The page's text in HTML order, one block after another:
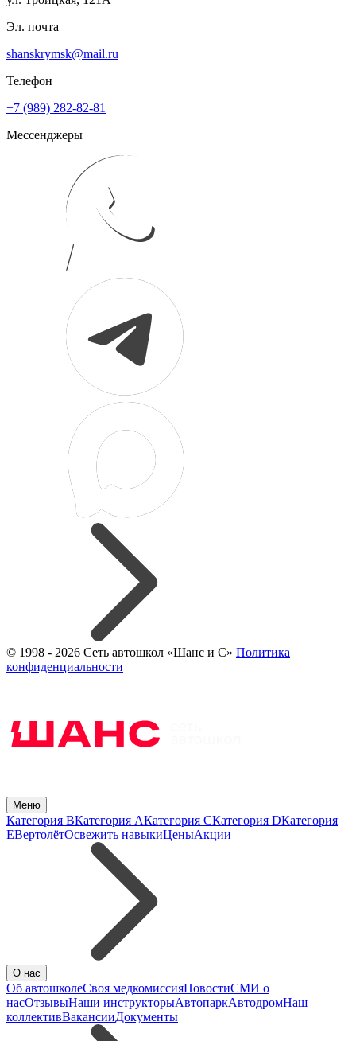
Эл. почта
shanskrymsk@mail.ru
Телефон
+7 (989) 282-82-81
Мессенджеры
© 1998 - 2026 Сеть автошкол «Шанс и С» Политика
конфиденциальности
Меню
Категория BКатегория AКатегория CКатегория DКатегория
EВертолётОсвежить навыкиЦеныАкции
О нас
Об автошколеСвоя медкомиссияНовостиСМИ о
насОтзывыНаши инструкторыАвтопаркАвтодромНаш
коллективВакансииДокументы